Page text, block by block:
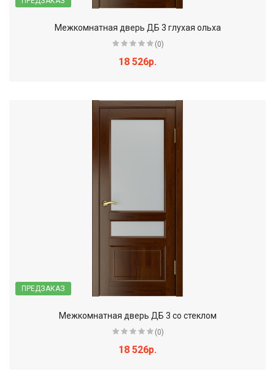
Межкомнатная дверь ДБ 3 глухая ольха
(0)
18 526р.
ПРЕДЗАКАЗ
Межкомнатная дверь ДБ 3 со стеклом
(0)
18 526р.